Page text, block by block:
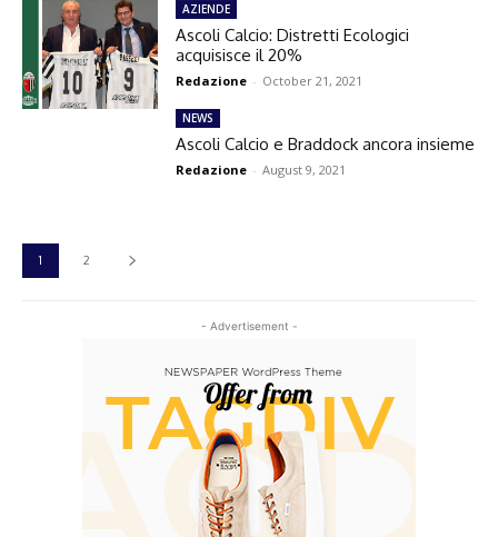
- Advertisement -
AZIENDE
Ascoli Calcio: Distretti Ecologici
acquisisce il 20%
Redazione - October 21, 2021
NEWS
Ascoli Calcio e Braddock ancora insieme
Redazione - August 9, 2021
1 2